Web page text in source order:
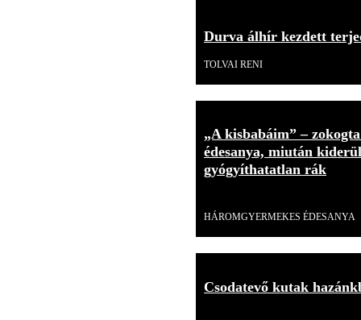
Durva álhír kezdett
TOLVAI RENI
„A kisbabáim” –
édesanya, miután
gyógyíthatatlan rák
HÁROMGYERMEKES ÉDESANYA
Csodatevő kutak